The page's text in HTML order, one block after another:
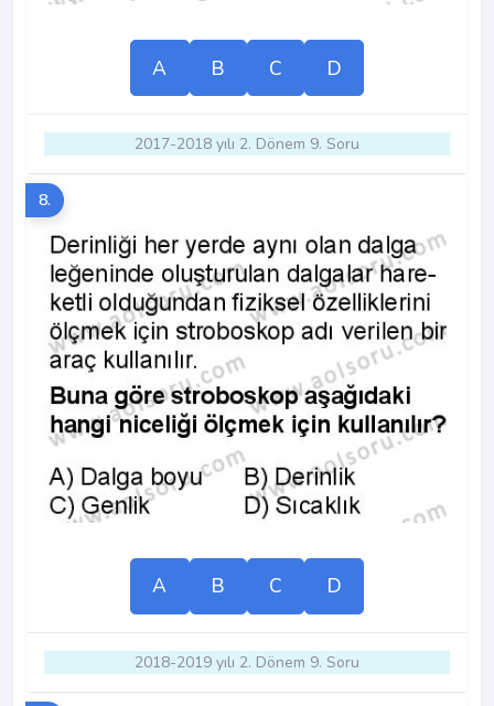
A B C D
2017-2018 yılı 2. Dönem 9. Soru
8.
A B C D
2018-2019 yılı 2. Dönem 9. Soru